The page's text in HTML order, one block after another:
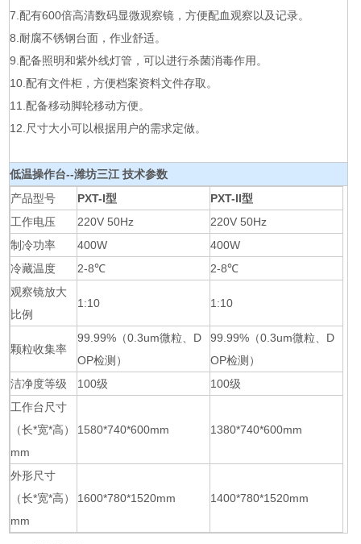
7.配有600倍高清数码显微观察镜，方便配血观察以及记录。
8.耐腐不锈钢台面，作业舒适。
9.配备照明和紫外线灯管，可以进行杀菌消毒作用。
10.配有文件柜，方便档案资料文件存取。
11.配备移动脚轮移动方便。
12.尺寸大小可以根据用户的需求定做。
低温操作台--潍坊三江 技术参数
产品型号
PXT-I型
PXT-II型
工作电压
220V 50Hz
220V 50Hz
制冷功率
400W
400W
冷藏温度
2-8℃
2-8℃
观察镜放大
比例
1:10 1:10
颗粒收集率
99.99%（0.3um微粒、D
OP检测）
99.99%（0.3um微粒、D
OP检测）
洁净度等级
100级
100级
工作台尺寸
（长*宽*高）
mm
1580*740*600mm 1380*740*600mm
外形尺寸
（长*宽*高）
mm
1600*780*1520mm 1400*780*1520mm